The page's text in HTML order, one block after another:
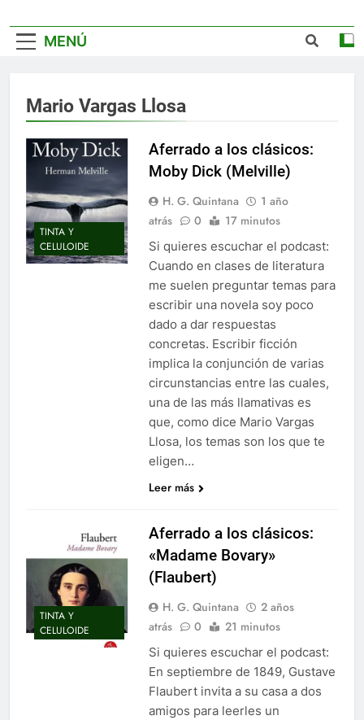
MENÚ
Mario Vargas Llosa
TINTA Y
CELULOIDE
Aferrado a los clásicos:
Moby Dick (Melville)
H. G. Quintana
1 año
atrás
0 17 minutos
Si quieres escuchar el podcast:
Cuando en clases de literatura
me suelen preguntar temas para
escribir una novela soy poco
dado a dar respuestas
concretas. Escribir ficción
implica la conjunción de varias
circunstancias entre las cuales,
una de las más llamativas es
que, como dice Mario Vargas
Llosa, los temas son los que te
eligen…
Leer más
TINTA Y
CELULOIDE
Aferrado a los clásicos:
«Madame Bovary»
(Flaubert)
H. G. Quintana
2 años
atrás
0 21 minutos
Si quieres escuchar el podcast:
En septiembre de 1849, Gustave
Flaubert invita a su casa a dos
amigos para leerles un